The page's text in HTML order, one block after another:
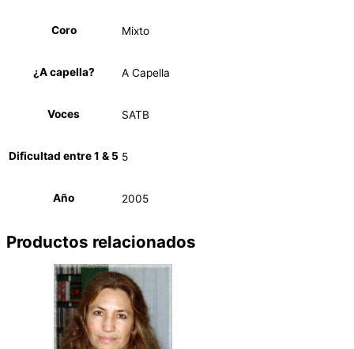
Coro Mixto
¿A capella? A Capella
Voces SATB
Dificultad entre 1 & 5 5
Año 2005
Productos relacionados